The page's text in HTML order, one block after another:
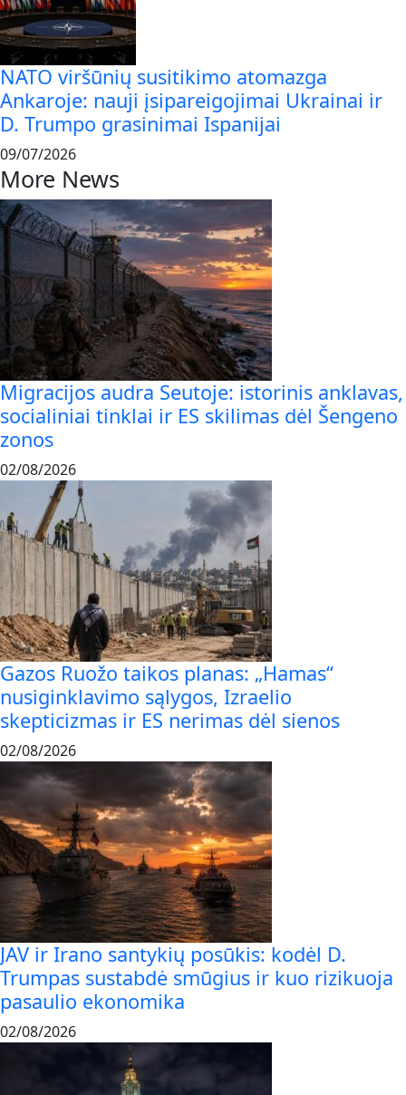
NATO viršūnių susitikimo atomazga
Ankaroje: nauji įsipareigojimai Ukrainai ir
D. Trumpo grasinimai Ispanijai
09/07/2026
More News
Migracijos audra Seutoje: istorinis anklavas,
socialiniai tinklai ir ES skilimas dėl Šengeno
zonos
02/08/2026
Gazos Ruožo taikos planas: „Hamas“
nusiginklavimo sąlygos, Izraelio
skepticizmas ir ES nerimas dėl sienos
02/08/2026
JAV ir Irano santykių posūkis: kodėl D.
Trumpas sustabdė smūgius ir kuo rizikuoja
pasaulio ekonomika
02/08/2026